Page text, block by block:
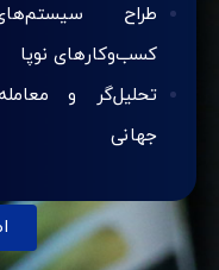
طراح
کسب‌وکارهای نوپا
تحلیل‌گر و
جهانی